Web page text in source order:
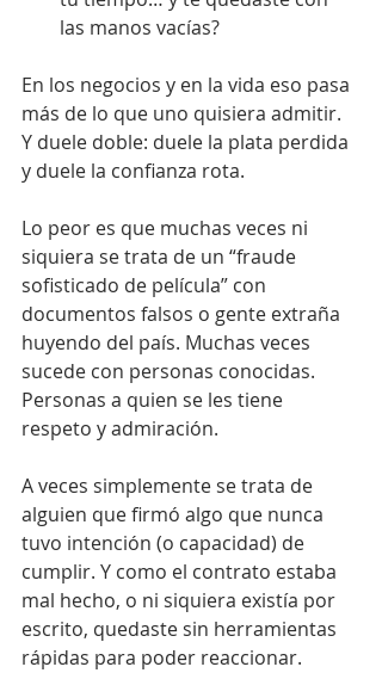
las manos vacías?
En los negocios y en la vida eso pasa
más de lo que uno quisiera admitir.
Y duele doble: duele la plata perdida
y duele la confianza rota.
Lo peor es que muchas veces ni
siquiera se trata de un “fraude
sofisticado de película” con
documentos falsos o gente extraña
huyendo del país. Muchas veces
sucede con personas conocidas.
Personas a quien se les tiene
respeto y admiración.
A veces simplemente se trata de
alguien que firmó algo que nunca
tuvo intención (o capacidad) de
cumplir. Y como el contrato estaba
mal hecho, o ni siquiera existía por
escrito, quedaste sin herramientas
rápidas para poder reaccionar.